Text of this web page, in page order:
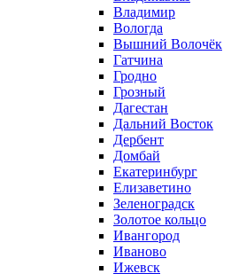
Владимир
Вологда
Вышний Волочёк
Гатчина
Гродно
Грозный
Дагестан
Дальний Восток
Дербент
Домбай
Екатеринбург
Елизаветино
Зеленоградск
Золотое кольцо
Ивангород
Иваново
Ижевск